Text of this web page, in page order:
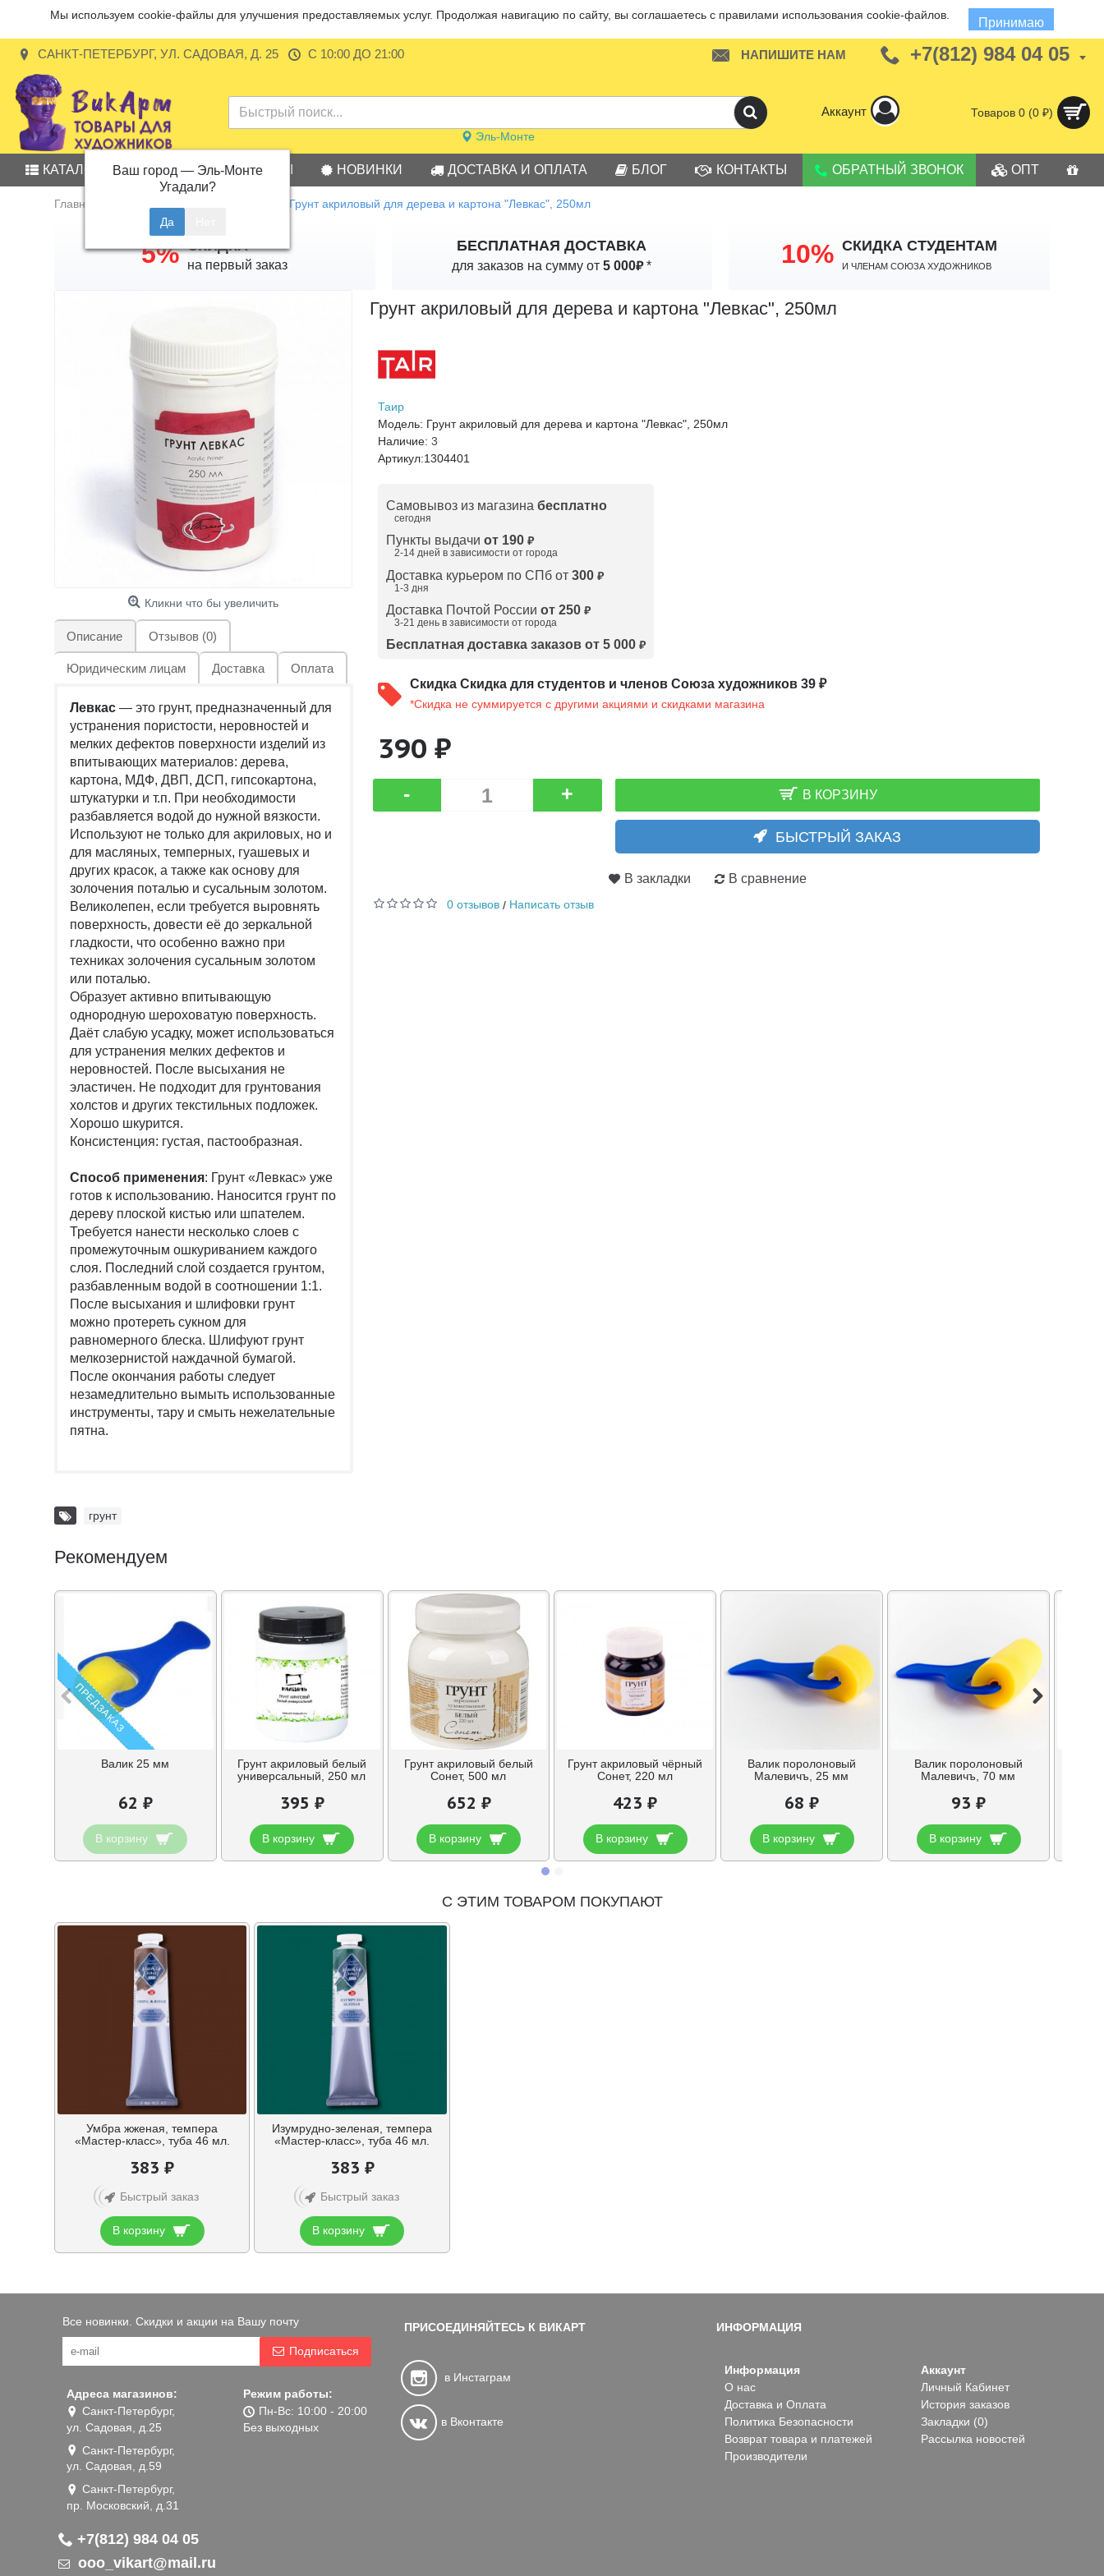
Мы используем cookie-файлы для улучшения предоставляемых услуг. Продолжая навигацию по сайту, вы соглашаетесь с правилами использования cookie-файлов.
Принимаю
САНКТ-ПЕТЕРБУРГ, УЛ. САДОВАЯ, Д. 25 С 10:00 ДО 21:00 НАПИШИТЕ НАМ +7(812) 984 04 05
Эль-Монте
Ваш город — Эль-Монте
Угадали?
Аккаунт Товаров 0 (0 ₽)
КАТАЛОГ АКЦИИ БРЕНДЫ НОВИНКИ ДОСТАВКА И ОПЛАТА БЛОГ КОНТАКТЫ ОБРАТНЫЙ ЗВОНОК ОПТ
Главная Грунт акриловый для дерева и картона "Левкас", 250мл
5% СКИДКА
на первый заказ
БЕСПЛАТНАЯ ДОСТАВКА
для заказов на сумму от5 000₽* 10% СКИДКА СТУДЕНТАМ
И членам Союза Художников
Кликни что бы увеличить
Описание Отзывов (0)
Юридическим лицам Доставка Оплата
Левкас — это грунт, предназначенный для
устранения пористости, неровностей и
мелких дефектов поверхности изделий из
впитывающих материалов: дерева,
картона, МДФ, ДВП, ДСП, гипсокартона,
штукатурки и т.п. При необходимости
разбавляется водой до нужной вязкости.
Используют не только для акриловых, но и
для масляных, темперных, гуашевых и
других красок, а также как основу для
золочения поталью и сусальным золотом.
Великолепен, если требуется выровнять
поверхность, довести её до зеркальной
гладкости, что особенно важно при
техниках золочения сусальным золотом
или поталью.
Образует активно впитывающую
однородную шероховатую поверхность.
Даёт слабую усадку, может использоваться
для устранения мелких дефектов и
неровностей. После высыхания не
эластичен. Не подходит для грунтования
холстов и других текстильных подложек.
Хорошо шкурится.
Консистенция: густая, пастообразная.
Способ применения: Грунт «Левкас» уже
готов к использованию. Наносится грунт по
дереву плоской кистью или шпателем.
Требуется нанести несколько слоев с
промежуточным ошкуриванием каждого
слоя. Последний слой создается грунтом,
разбавленным водой в соотношении 1:1.
После высыхания и шлифовки грунт
можно протереть сукном для
равномерного блеска. Шлифуют грунт
мелкозернистой наждачной бумагой.
После окончания работы следует
незамедлительно вымыть использованные
инструменты, тару и смыть нежелательные
пятна.
Грунт акриловый для дерева и картона "Левкас", 250мл
Таир
Модель: Грунт акриловый для дерева и картона "Левкас", 250мл
Наличие: 3
Артикул:1304401
Самовывоз из магазина бесплатно
сегодня
Пункты выдачи от 190 ₽
2-14 дней в зависимости от города
Доставка курьером по СПб от 300 ₽
1-3 дня
Доставка Почтой России от 250 ₽
3-21 день в зависимости от города
Бесплатная доставка заказов от 5 000₽
Скидка Скидка для студентов и членов Союза художников 39 ₽
*Скидка не суммируется с другими акциями и скидками магазина
390 ₽
- + В КОРЗИНУ
БЫСТРЫЙ ЗАКАЗ
В закладки В сравнение
0 отзывов/ Написать отзыв
грунт
Рекомендуем
ПРЕДЗАКАЗ
Валик 25 мм
62 ₽
В корзину
Грунт акриловый белый
универсальный, 250 мл
395 ₽
В корзину
Грунт акриловый белый
Сонет, 500 мл
652 ₽
В корзину
Грунт акриловый чёрный
Сонет, 220 мл
423 ₽
В корзину
Валик поролоновый
Малевичъ, 25 мм
68 ₽
В корзину
Валик поролоновый
Малевичъ, 70 мм
93 ₽
В корзину
С ЭТИМ ТОВАРОМ ПОКУПАЮТ
Умбра жженая, темпера
«Мастер-класс», туба 46 мл.
383 ₽
Быстрый заказ
В корзину
Изумрудно-зеленая, темпера
«Мастер-класс», туба 46 мл.
383 ₽
Быстрый заказ
В корзину
Все новинки. Скидки и акции на Вашу почту
Подписаться
Адреса магазинов:
Санкт-Петербург,
ул. Садовая, д.25
Санкт-Петербург,
ул. Садовая, д.59
Санкт-Петербург,
пр. Московский, д.31
Режим работы:
Пн-Вс: 10:00 - 20:00
Без выходных
+7(812) 984 04 05
ooo_vikart@mail.ru
ПРИСОЕДИНЯЙТЕСЬ К ВИКАРТ
в Инстаграм
в Вконтакте
ИНФОРМАЦИЯ
Информация
О нас
Доставка и Оплата
Политика Безопасности
Возврат товара и платежей
Производители
Аккаунт
Личный Кабинет
История заказов
Закладки (0)
Рассылка новостей